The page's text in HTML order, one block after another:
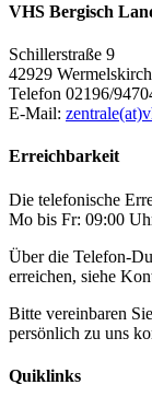
VHS Bergisch
Schillerstraße 9
42929
Telefon 02196/
E-Mail:
Erreichbarkeit
Die telefonische
Mo bis Fr: 09:00
Über die Telefon-
erreichen, siehe
Bitte vereinbaren
persönlich zu uns
Quiklinks